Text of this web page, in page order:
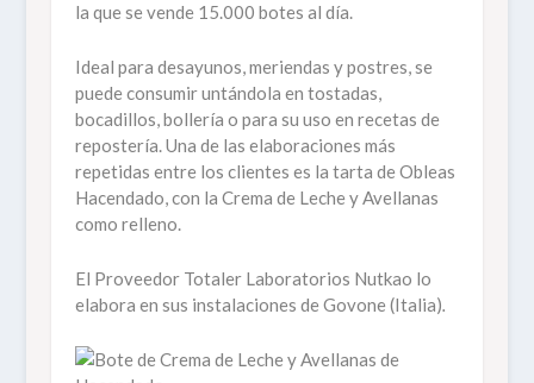
la que se vende 15.000 botes al día.
Ideal para desayunos, meriendas y postres, se
puede consumir untándola en tostadas,
bocadillos, bollería o para su uso en recetas de
repostería. Una de las elaboraciones más
repetidas entre los clientes es la tarta de Obleas
Hacendado, con la Crema de Leche y Avellanas
como relleno.
El Proveedor Totaler Laboratorios Nutkao lo
elabora en sus instalaciones de Govone (Italia).